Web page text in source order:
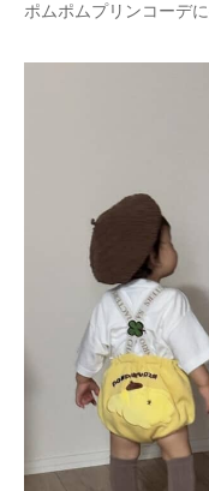
ポムポムプリンコーデ